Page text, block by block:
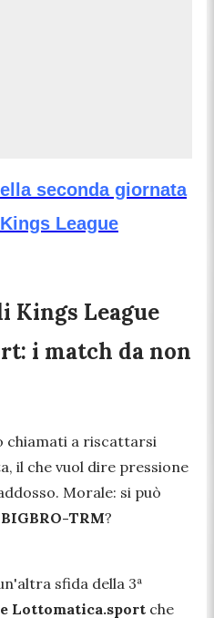
seconda giornata
League
Kings League
i match da non
chiamati a riscattarsi
il che vuol dire pressione
Morale: si può
BIGBRO-TRM?
sfida della 3ª
Lottomatica.sport che